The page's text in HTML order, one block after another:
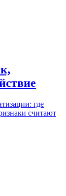
где
считают